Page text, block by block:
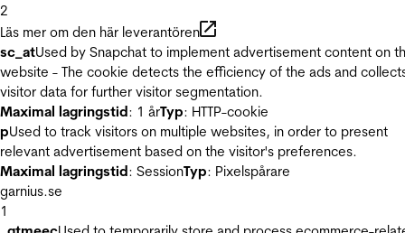
2
Läs mer om den här leverantören
sc_atUsed by Snapchat to implement advertisement content on
website - The cookie detects the efficiency of the ads and
visitor data for further visitor segmentation.
Maximal lagringstid: 1 årTyp: HTTP-cookie
pUsed to track visitors on multiple websites, in order to present
relevant advertisement based on the visitor's preferences.
Maximal lagringstid: SessionTyp: Pixelspårare
garnius.se
1